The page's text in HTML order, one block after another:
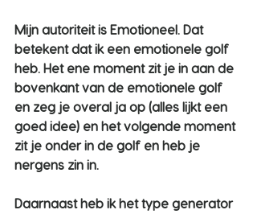
Mijn autoriteit is Emotioneel. Dat
betekent dat ik een emotionele golf
heb. Het ene moment zit je in aan de
bovenkant van de emotionele golf
en zeg je overal ja op (alles lijkt een
goed idee) en het volgende moment
zit je onder in de golf en heb je
nergens zin in.
Daarnaast heb ik het type generator